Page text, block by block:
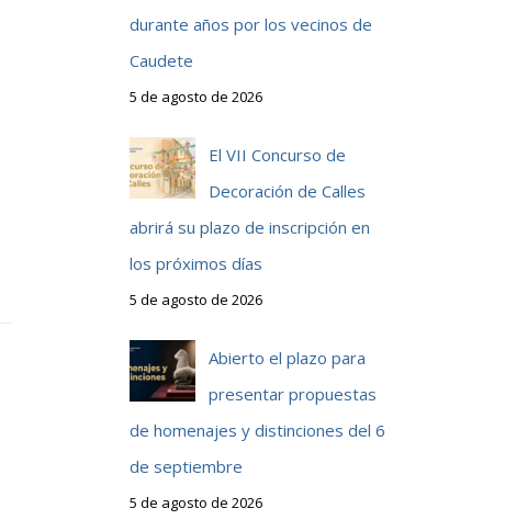
durante años por los vecinos de
Caudete
5 de agosto de 2026
El VII Concurso de
Decoración de Calles
abrirá su plazo de inscripción en
los próximos días
5 de agosto de 2026
Abierto el plazo para
presentar propuestas
de homenajes y distinciones del 6
de septiembre
5 de agosto de 2026